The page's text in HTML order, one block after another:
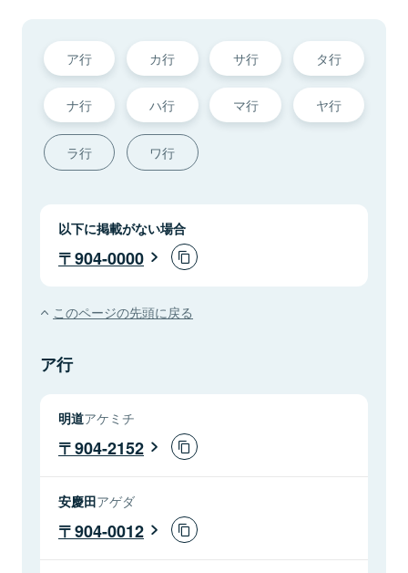
ア行 カ行 サ行 タ行
ナ行 ハ行 マ行 ヤ行
ラ行 ワ行
以下に掲載がない場合
904-0000
このページの先頭に戻る
ア行
明道アケミチ
904-2152
安慶田アゲダ
904-0012